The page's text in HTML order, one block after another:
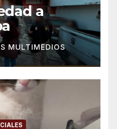
a
MULTIMEDIOS